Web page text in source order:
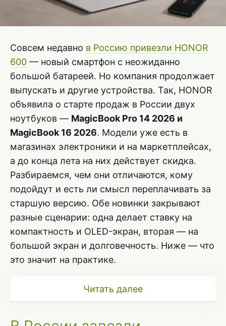
Совсем недавно в Россию привезли HONOR
600 — новый смартфон с неожиданно
большой батареей. Но компания продолжает
выпускать и другие устройства. Так, HONOR
объявила о старте продаж в России двух
ноутбуков — MagicBook Pro 14 2026 и
MagicBook 16 2026. Модели уже есть в
магазинах электроники и на маркетплейсах,
а до конца лета на них действует скидка.
Разбираемся, чем они отличаются, кому
подойдут и есть ли смысл переплачивать за
старшую версию. Обе новинки закрывают
разные сценарии: одна делает ставку на
компактность и OLED-экран, вторая — на
большой экран и долговечность. Ниже — что
это значит на практике.
Читать далее